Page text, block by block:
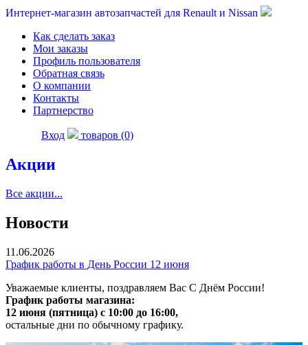
Интернет-магазин автозапчастей для Renault и Nissan
Как сделать заказ
Мои заказы
Профиль пользователя
Обратная связь
О компании
Контакты
Партнерство
Вход товаров (0)
Акции
Все акции...
Новости
11.06.2026
График работы в День России 12 июня
Уважаемые клиенты, поздравляем Вас С Днём России!
График работы магазина:
12 июня (пятница) с 10:00 до 16:00,
остальные дни по обычному графику.